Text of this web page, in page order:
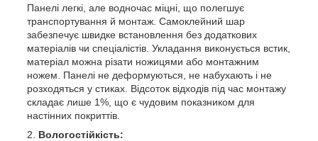
Панелі легкі, але водночас міцні, що полегшує
транспортування й монтаж. Самоклейний шар
забезпечує швидке встановлення без додаткових
матеріалів чи спеціалістів. Укладання виконується встик,
матеріал можна різати ножицями або монтажним
ножем. Панелі не деформуються, не набухають і не
розходяться у стиках. Відсоток відходів під час монтажу
складає лише 1%, що є чудовим показником для
настінних покриттів.
Вологостійкість: